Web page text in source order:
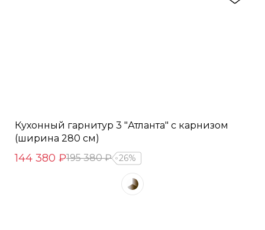
Кухонный гарнитур 3 "Атланта" с карнизом
(ширина 280 см)
144 380 ₽195 380 ₽ 26%